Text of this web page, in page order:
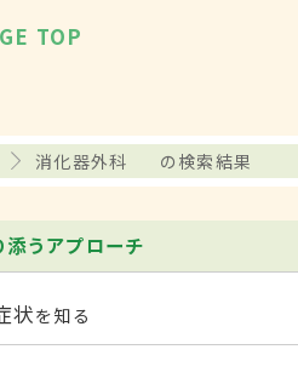
TOP
消化器外科 の検索結果
添うアプローチ
状を知る